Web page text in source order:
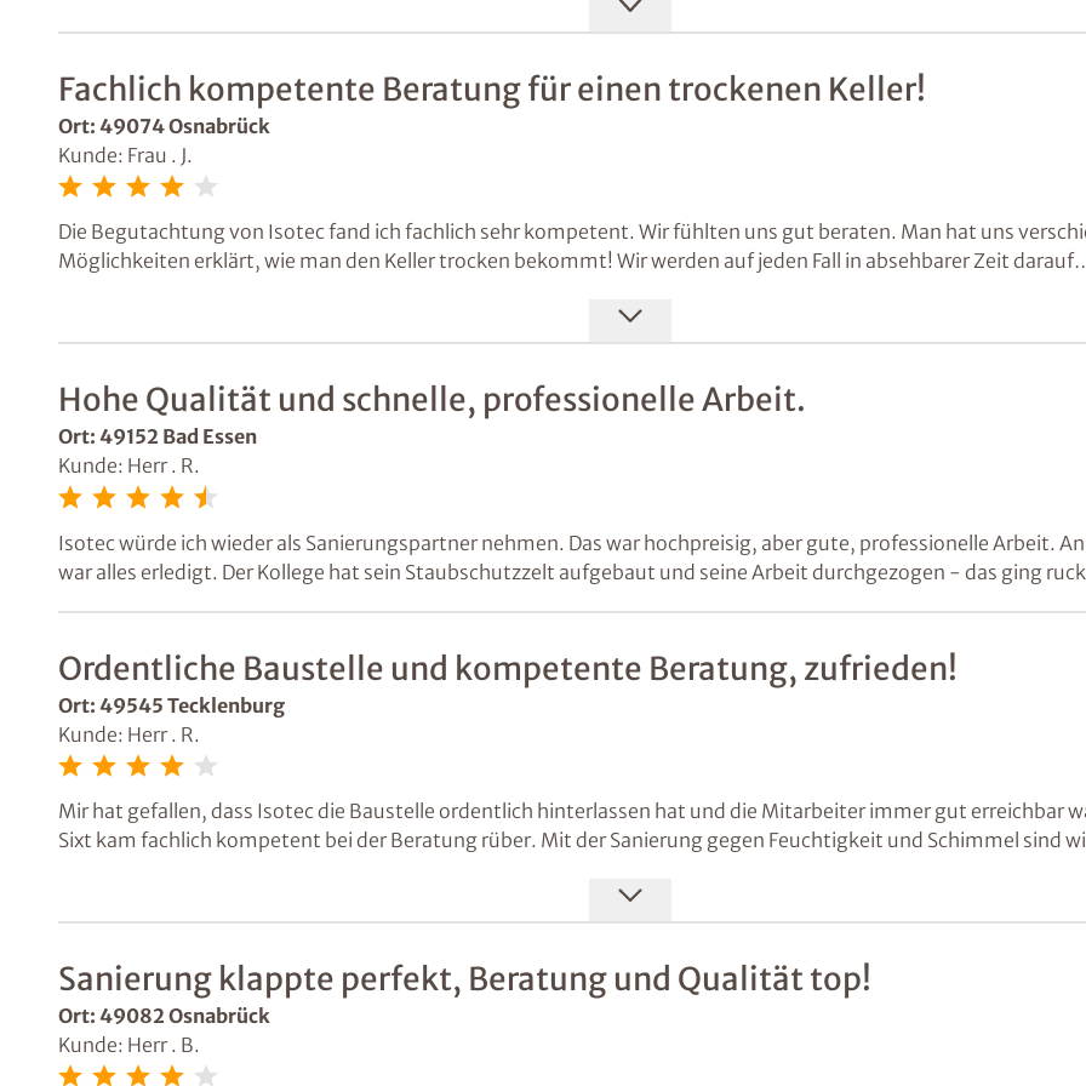
Fachlich kompetente Beratung für einen trockenen Keller!
Ort: 49074 Osnabrück
Kunde: Frau . J.
Die Begutachtung von Isotec fand ich fachlich sehr kompetent. Wir fühlten uns gut beraten. Man hat uns
Möglichkeiten erklärt, wie man den Keller trocken bekommt! Wir werden auf jeden Fall in absehbarer Zeit darauf
Hohe Qualität und schnelle, professionelle Arbeit.
Ort: 49152 Bad Essen
Kunde: Herr . R.
Isotec würde ich wieder als Sanierungspartner nehmen. Das war hochpreisig, aber gute, professionelle Arbeit.
war alles erledigt. Der Kollege hat sein Staubschutzzelt aufgebaut und seine Arbeit durchgezogen - das ging
Ordentliche Baustelle und kompetente Beratung, zufrieden!
Ort: 49545 Tecklenburg
Kunde: Herr . R.
Mir hat gefallen, dass Isotec die Baustelle ordentlich hinterlassen hat und die Mitarbeiter immer gut erreichbar
Sixt kam fachlich kompetent bei der Beratung rüber. Mit der Sanierung gegen Feuchtigkeit und Schimmel sind
Sanierung klappte perfekt, Beratung und Qualität top!
Ort: 49082 Osnabrück
Kunde: Herr . B.